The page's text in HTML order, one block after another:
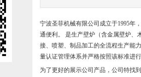
宁波圣菲机械有限公司成立于1995年
通便利。 是生产壁炉（含金属壁炉、
接、喷塑、制品加工的全流程生产能
量认证管理体系并严格按照该标准进
为了更好的展示公司产品，公司特找